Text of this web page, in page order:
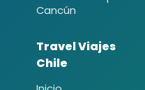
Cancún
Travel Viajes
Chile